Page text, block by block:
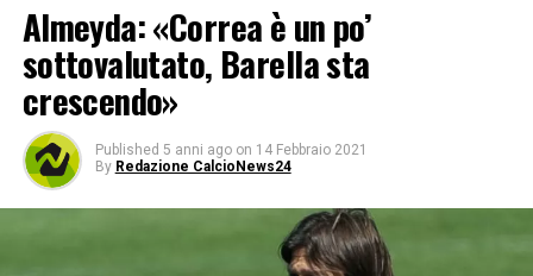
Almeyda: «Correa è un po’
sottovalutato, Barella sta
crescendo»
Published 5 anni ago on 14 Febbraio 2021
By Redazione CalcioNews24